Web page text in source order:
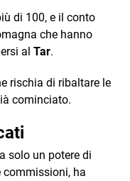
di 100, e il conto
che hanno
al Tar.
rischia di ribaltare le
cominciato.
solo un potere di
ha